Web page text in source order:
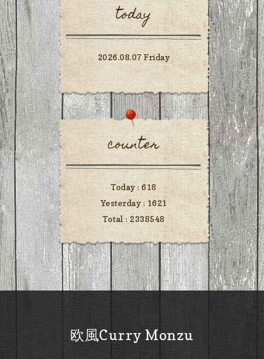
today
2026.08.07 Friday
counter
Today :618
Yesterday : 1621
Total : 2338548
欧風Curry Monzu